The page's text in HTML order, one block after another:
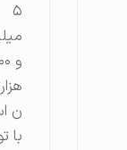
میلیون
و ۱۰۰
هزارتوما
ن است.
با توجه